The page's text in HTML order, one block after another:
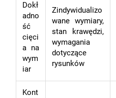
Dokł
adno
ść
cięci
a na
wym
iar
Zindywidualizo
wane wymiary,
stan krawędzi,
wymagania
dotyczące
rysunków
Kont